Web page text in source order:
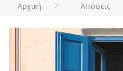
Αρχική Απόψεις